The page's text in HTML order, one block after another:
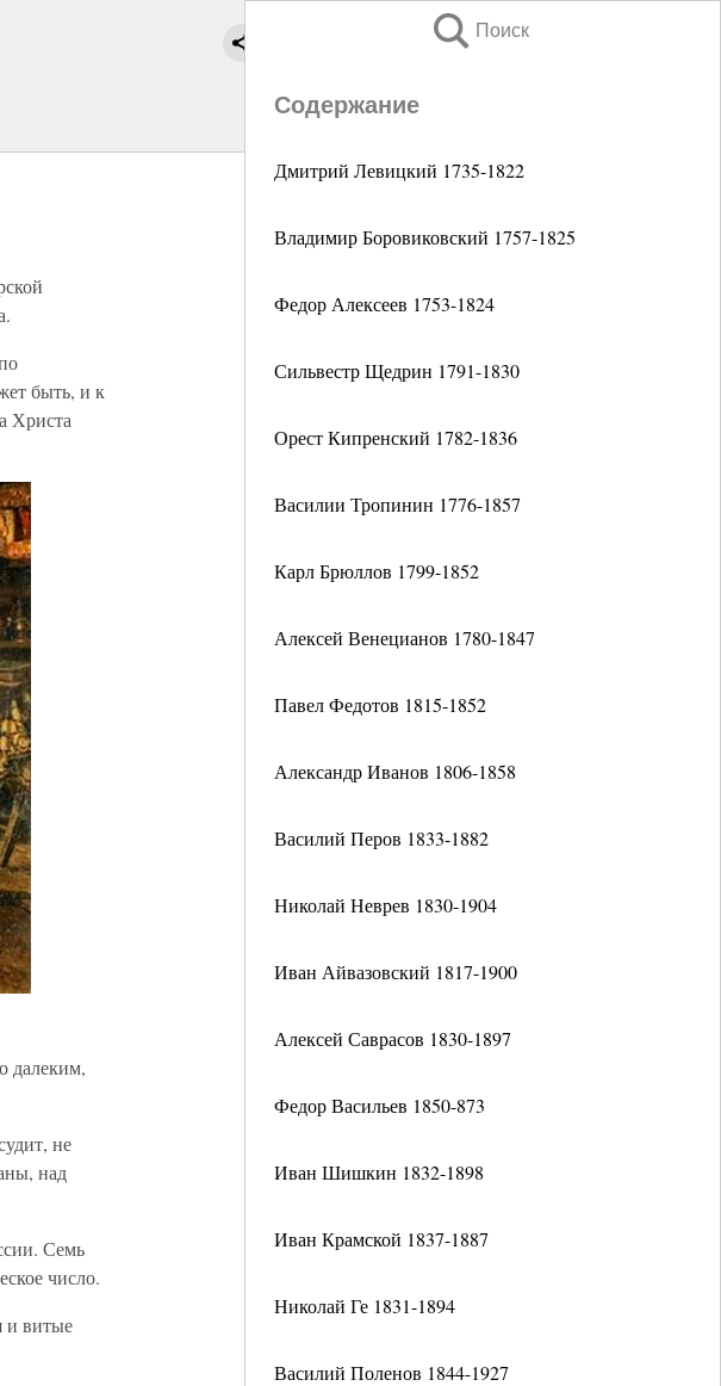
Поиск
Содержание
Дмитрий Левицкий 1735-1822
Владимир Боровиковский 1757-1825
Федор Алексеев 1753-1824
Сильвестр Щедрин 1791-1830
Орест Кипренский 1782-1836
Василии Тропинин 1776-1857
Карл Брюллов 1799-1852
Алексей Венецианов 1780-1847
Павел Федотов 1815-1852
Александр Иванов 1806-1858
Василий Перов 1833-1882
Николай Неврев 1830-1904
Иван Айвазовский 1817-1900
Алексей Саврасов 1830-1897
Федор Васильев 1850-873
Иван Шишкин 1832-1898
Иван Крамской 1837-1887
Николай Ге 1831-1894
Василий Поленов 1844-1927
быть, и к
Христа
далеким,
не
над
Семь
число.
и витые